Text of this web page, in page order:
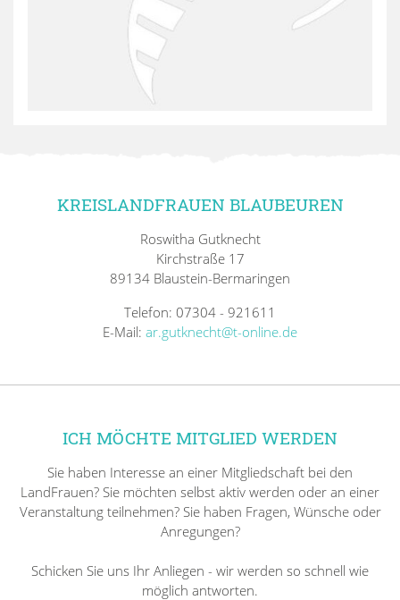
KREISLANDFRAUEN BLAUBEUREN
Roswitha Gutknecht
Kirchstraße 17
89134 Blaustein-Bermaringen
Telefon: 07304 - 921611
E-Mail: ar.gutknecht@t-online.de
ICH MÖCHTE MITGLIED WERDEN
Sie haben Interesse an einer Mitgliedschaft bei den
LandFrauen? Sie möchten selbst aktiv werden oder an einer
Veranstaltung teilnehmen? Sie haben Fragen, Wünsche oder
Anregungen?
Schicken Sie uns Ihr Anliegen - wir werden so schnell wie
möglich antworten.